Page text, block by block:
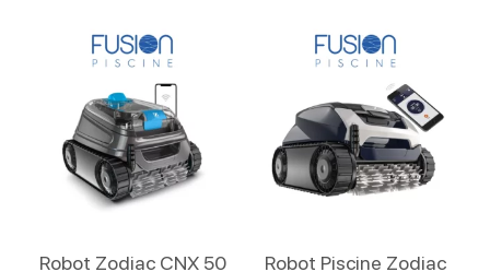
Robot Zodiac CNX 50
Robot Piscine Zodiac